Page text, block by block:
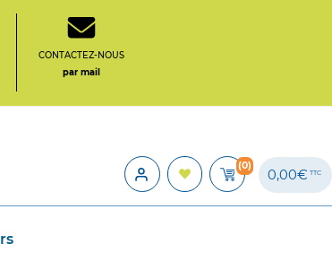
CONTACTEZ-NOUS
par mail
(0)
0,00€TTC